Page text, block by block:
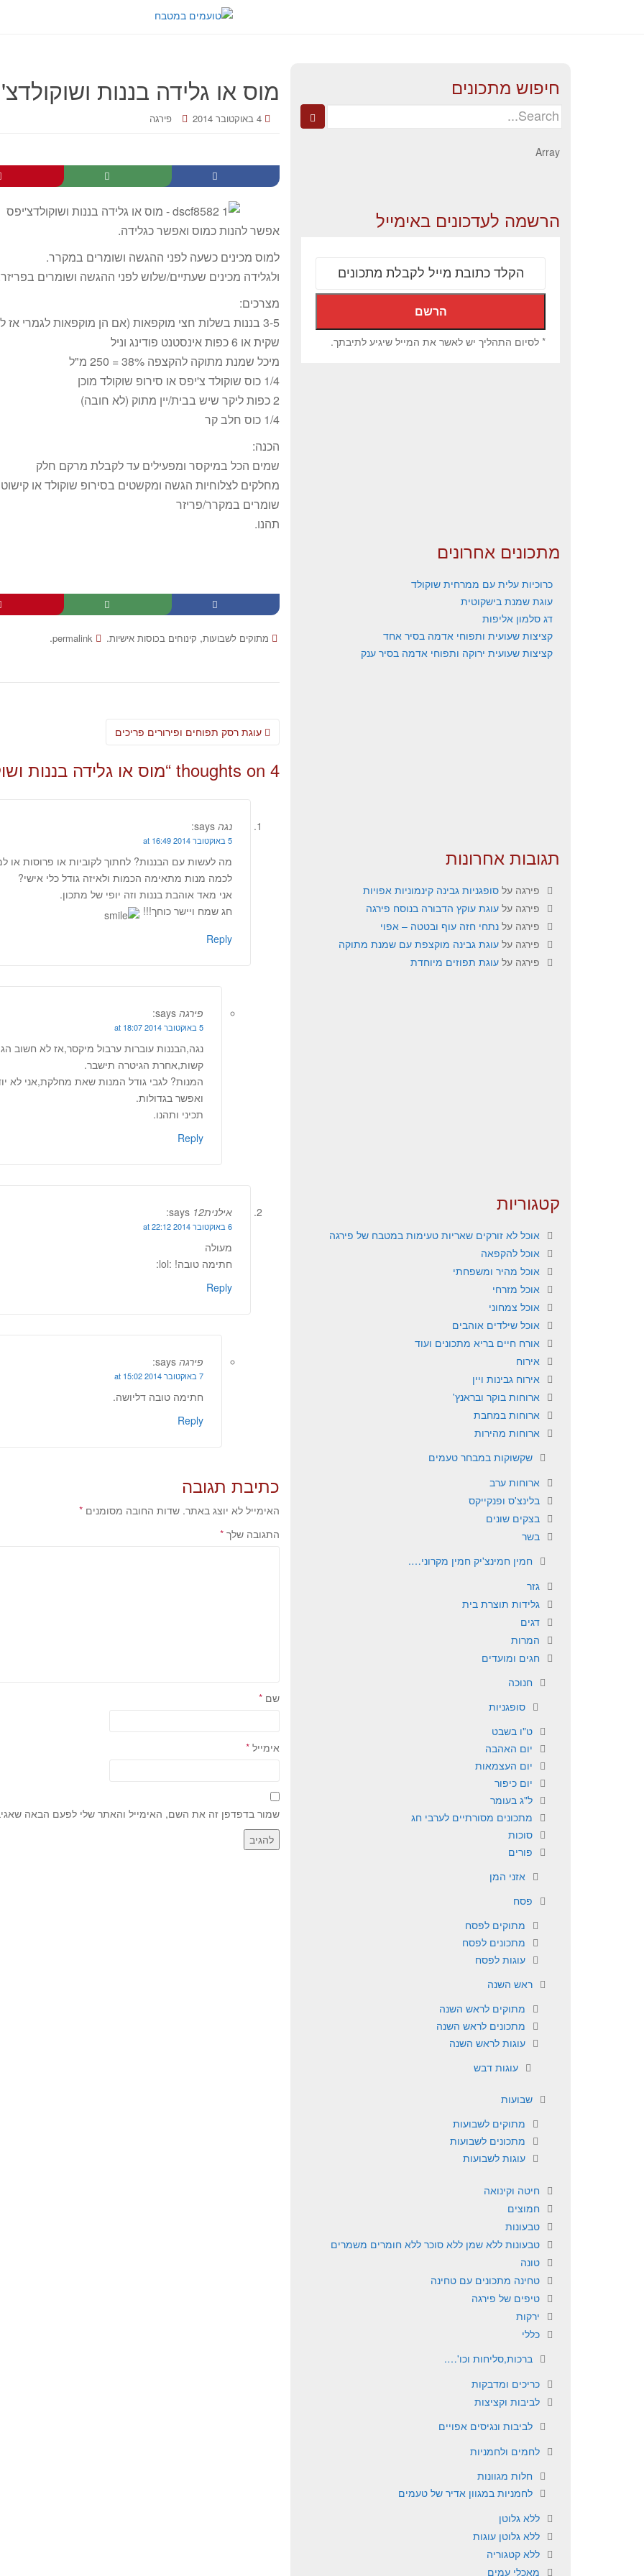
מוס או גלידה בננות
4 באוקטובר 2014 פירגה
אפשר להנות כמוס ואפשר כגלידה.
למוס מכינים כשעה לפני ההגשה ושומרים במקרר.
ולגלידה מכינים שעתיים/שלוש לפני ההגשה ושומרים
מצרכים:
3-5 בננות בשלות חצי מוקפאות (אם הן מוקפאות לגמרי אז להפשיר קצת)
שקית או 6 כפות אינסטנט פודינג וניל
מיכל שמנת מתוקה להקצפה 38% = 250 מ"ל
1/4 כוס שוקולד צ'יפס או סירופ שוקולד מוכן
2 כפות ליקר שיש בבית/יין מתוק (לא חובה)
1/4 כוס חלב קר
הכנה:
שמים הכל במיקסר ומפעילים עד לקבלת מרקם חלק
מחלקים לצלוחיות הגשה ומקשטים בסירופ שוקולד או
שומרים במקרר/פריזר
תהנו.
מתוקים לשבועות, קינוחים בכוסות אישיות.
permalink
.
4 thoughts on “ מוס או גלידה בננות
נגה says:
5 באוקטובר 2014 at 16:49
מה לעשות עם הבננות? לחתוך לקוביות או פרוסות או
לכמה מנות מתאימה הכמות ולאיזה גודל כלי אישי?
אני מאד אוהבת בננות וזה יופי של מתכון.
חג שמח ויישר כוחך!!!
Reply
פירגה says:
5 באוקטובר 2014 at 18:07
נגה,הבננות עוברות ערבול מיקסר,אז לא חשוב
קשות,אחרת הגיטרה תישבר.
המנות? לגבי גודל המנות שאת מחלקת,אני לא
ואפשר בגדולות.
תכיני ותהנו.
Reply
אילנית12 says:
6 באוקטובר 2014 at 22:12
מעולה
חתימה טובה! :lol:
Reply
פירגה says:
7 באוקטובר 2014 at 15:02
חתימה טובה דליושה.
Reply
כתיבת תגובה
האימייל לא יוצג באתר. שדות החובה מסומנים *
התגובה שלך *
שם *
אימייל *
שמור בדפדפן זה את השם, האימייל והאתר שלי לפעם הבאה
חיפוש מתכונים
Search
Array
הרשמה לעדכונים באימייל
* לסיום התהליך יש לאשר את המייל שיגיע לתיבתך.
מתכונים אחרונים
כרוכיות עלית עם ממרחית שוקולד
עוגת שמנת בישקוטית
דג סלמון אליפות
קציצות שעועית ותפוחי אדמה בסיר אחד
קציצות שעועית ירוקה ותפוחי אדמה בסיר ענק
תגובות אחרונות
פירגה על סופגניות גבינה קינמוניות אפויות
פירגה על עוגת עוקץ הדבורה בנוסח פירגה
פירגה על נתחי חזה עוף ובטטה – אפוי
פירגה על עוגת גבינה מוקצפת עם שמנת מתוקה
פירגה על עוגת תפוזים מיוחדת
קטגוריות
אוכל לא זורקים שאריות טעימות במטבח של פירגה
אוכל להקפאה
אוכל מהיר ומשפחתי
אוכל מזרחי
אוכל צמחוני
אוכל שילדים אוהבים
אורח חיים בריא מתכונים ועוד
אירוח
אירוח גבינות ויין
ארוחות בוקר ובראנץ'
ארוחות במחבת
ארוחות מהירות
שקשוקות במבחר טעמים
ארוחות ערב
בלינצ'ס ופנקייקס
בצקים שונים
בשר
חמין חמינצ'יק חמין מקרוני….
גזר
גלידות תוצרת בית
דגים
המרות
חגים ומועדים
חנוכה
סופגניות
ט"ו בשבט
יום האהבה
יום העצמאות
יום כיפור
ל"ג בעומר
מתכונים מסורתיים לערבי חג
סוכות
פורים
אזני המן
פסח
מתוקים לפסח
מתכונים לפסח
עוגות לפסח
ראש השנה
מתוקים לראש השנה
מתכונים לראש השנה
עוגות לראש השנה
עוגות דבש
שבועות
מתוקים לשבועות
מתכונים לשבועות
עוגות לשבועות
חיטה וקינואה
חמוצים
טבעונות
טבעונות ללא שמן ללא סוכר ללא חומרים משמרים
טונה
טחינה מתכונים עם טחינה
טיפים של פירגה
ירקות
כללי
ברכות,סליחות וכו'….
כריכים ומדבקות
לביבות וקציצות
לביבות ונגיסים אפויים
לחמים ולחמניות
חלות מגוונות
לחמניות במגוון אדיר של טעמים
ללא גלוטן
ללא גלוטן עוגות
ללא קטגוריה
מאכלי עמים